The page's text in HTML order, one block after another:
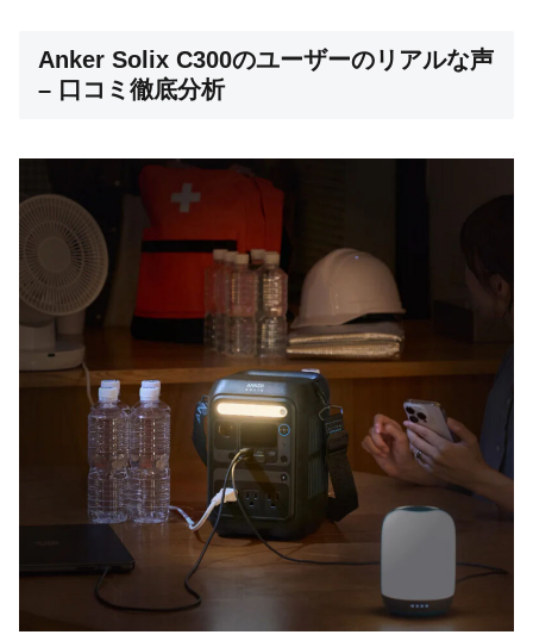
Anker Solix C300のユーザーのリアルな声
– 口コミ徹底分析